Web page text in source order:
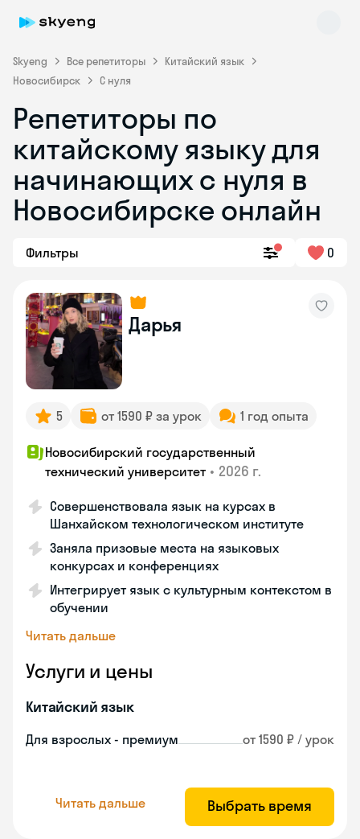
Skyeng Все репетиторы
Китайский язык
Новосибирск
С нуля
Репетиторы по
китайскому языку для
начинающих с нуля в
Новосибирске онлайн
Фильтры 0
Дарья
5 от 1590 ₽ за урок 1 год опыта
Новосибирский государственный
технический университет • 2026 г.
Совершенствовала язык на курсах в
Шанхайском технологическом институте
Заняла призовые места на языковых
конкурсах и конференциях
Интегрирует язык с культурным контекстом в
обучении
Читать дальше
Услуги и цены
Китайский язык
Для взрослых - премиум от 1590 ₽ / урок
Читать дальше Выбрать время
Skyeng Chat